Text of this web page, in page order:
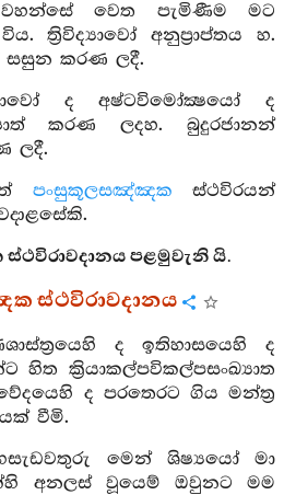
වහන්සේ වෙත පැමිණීම මට
ත්‍රිවිද්‍යාවෝ අනුප්‍රාප්තය හ.
සසුන කරණ ලදී.
ද අෂ්ටවිමෝක්‍ෂයෝ ද
කරණ ලදහ. බුදුරජානන්
ලදී.
පංසුකූලසඤ්ඤක ස්ථවිරයන්
පළමුවැනි යි.
ස්ථවිරාවදානය
ද ඉතිහාසයෙහි ද
ක්‍රියාකල්පවිකල්පසංඛ්‍යාත
ද පරතෙරට ගිය මන්ත්‍ර
වීමි.
මෙන් ශිෂ්‍යයෝ මා
අනලස් වූයෙම් ඔවුනට මම